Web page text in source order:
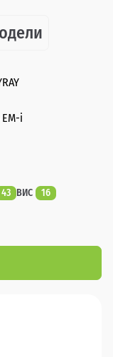
EM-i
43 ВИС
16